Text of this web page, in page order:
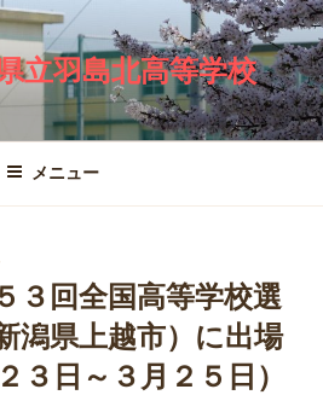
立羽島北高等学校
メニュー
３回全国高等学校選
潟県上越市）に出場
３日～３月２５日）